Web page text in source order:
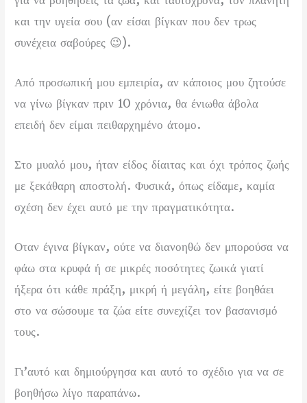
και την υγεία σου (αν είσαι βίγκαν που δεν τρως
συνέχεια σαβούρες 😉).
Από προσωπική μου εμπειρία, αν κάποιος μου ζητούσε
να γίνω βίγκαν πριν 10 χρόνια, θα ένιωθα άβολα
επειδή δεν είμαι πειθαρχημένο άτομο.
Στο μυαλό μου, ήταν είδος δίαιτας και όχι τρόπος ζωής
με ξεκάθαρη αποστολή. Φυσικά, όπως είδαμε, καμία
σχέση δεν έχει αυτό με την πραγματικότητα.
Οταν έγινα βίγκαν, ούτε να διανοηθώ δεν μπορούσα να
φάω στα κρυφά ή σε μικρές ποσότητες ζωικά γιατί
ήξερα ότι κάθε πράξη, μικρή ή μεγάλη, είτε βοηθάει
στο να σώσουμε τα ζώα είτε συνεχίζει τον βασανισμό
τους.
Γι’αυτό και δημιούργησα και αυτό το σχέδιο για να σε
βοηθήσω λίγο παραπάνω.